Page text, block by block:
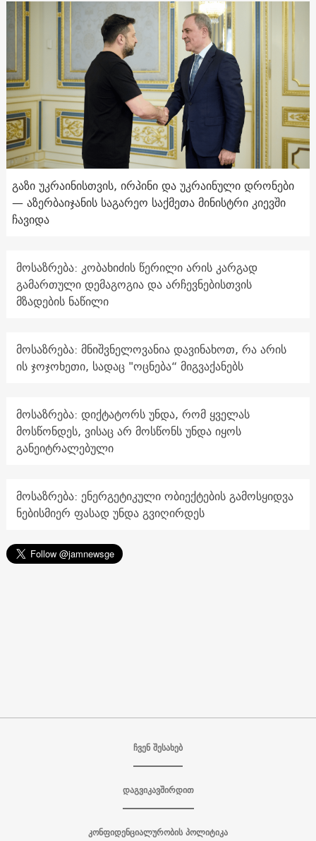
გაზი უკრაინისთვის, ირპინი და უკრაინული დრონები
— აზერბაიჯანის საგარეო საქმეთა მინისტრი კიევში
ჩავიდა
მოსაზრება: კობახიძის წერილი არის კარგად
გამართული დემაგოგია და არჩევნებისთვის
მზადების ნაწილი
მოსაზრება: მნიშვნელოვანია დავინახოთ, რა არის
ის ჯოჯოხეთი, სადაც "ოცნება“ მიგვაქანებს
მოსაზრება: დიქტატორს უნდა, რომ ყველას
მოსწონდეს, ვისაც არ მოსწონს უნდა იყოს
განეიტრალებული
მოსაზრება: ენერგეტიკული ობიექტების გამოსყიდვა
ნებისმიერ ფასად უნდა გვიღირდეს
ჩვენ შესახებ
დაგვიკავშირდით
კონფიდენციალურობის პოლიტიკა